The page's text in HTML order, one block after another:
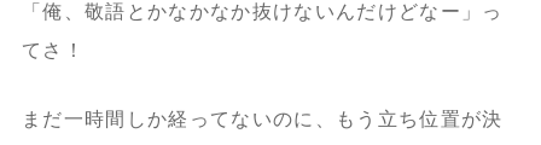
「俺、敬語とかなかなか抜けないんだけどなー」っ
てさ！
まだ一時間しか経ってないのに、もう立ち位置が決